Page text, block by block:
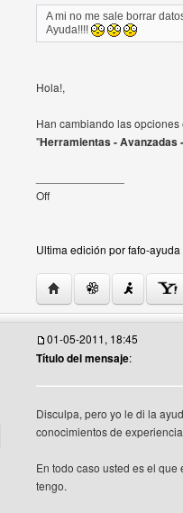
A mi no me sale borrar
Ayuda!!!!
Hola!,
Han cambiando las opciones
"Herramientas - Avanzadas
Off
Ultima edición por fafo-
Visitar sitio web del
usuario
01-05-2011, 18:45
Título del mensaje:
Disculpa, pero yo le di la
conocimientos de
En todo caso usted es el
tengo.